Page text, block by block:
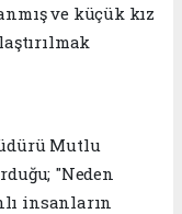
ve küçük kız
Mutlu
"Neden
insanların